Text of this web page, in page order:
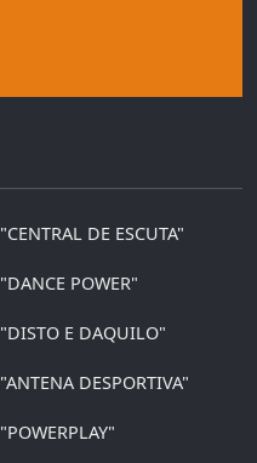
"CENTRAL DE ESCUTA"
"DANCE POWER"
"DISTO E DAQUILO"
"ANTENA DESPORTIVA"
"POWERPLAY"